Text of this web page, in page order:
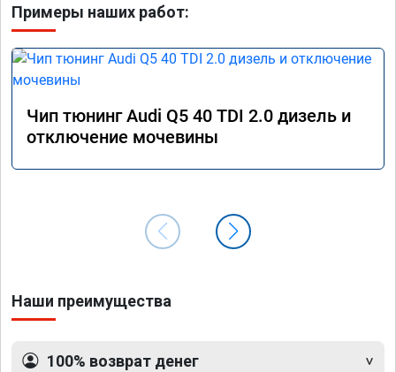
Примеры наших работ:
Чип тюнинг Audi Q5 40 TDI 2.0 дизель и
отключение мочевины
Наши преимущества
100% возврат денег